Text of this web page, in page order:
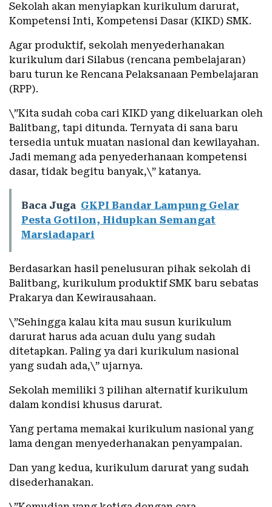
Sekolah akan menyiapkan kurikulum darurat,
Kompetensi Inti, Kompetensi Dasar (KIKD) SMK.
Agar produktif, sekolah menyederhanakan
kurikulum dari Silabus (rencana pembelajaran)
baru turun ke Rencana Pelaksanaan Pembelajaran
(RPP).
\”Kita sudah coba cari KIKD yang dikeluarkan oleh
Balitbang, tapi ditunda. Ternyata di sana baru
tersedia untuk muatan nasional dan kewilayahan.
Jadi memang ada penyederhanaan kompetensi
dasar, tidak begitu banyak,\” katanya.
Baca Juga GKPI Bandar Lampung Gelar
Pesta Gotilon, Hidupkan Semangat
Marsiadapari
Berdasarkan hasil penelusuran pihak sekolah di
Balitbang, kurikulum produktif SMK baru sebatas
Prakarya dan Kewirausahaan.
\”Sehingga kalau kita mau susun kurikulum
darurat harus ada acuan dulu yang sudah
ditetapkan. Paling ya dari kurikulum nasional
yang sudah ada,\” ujarnya.
Sekolah memiliki 3 pilihan alternatif kurikulum
dalam kondisi khusus darurat.
Yang pertama memakai kurikulum nasional yang
lama dengan menyederhanakan penyampaian.
Dan yang kedua, kurikulum darurat yang sudah
disederhanakan.